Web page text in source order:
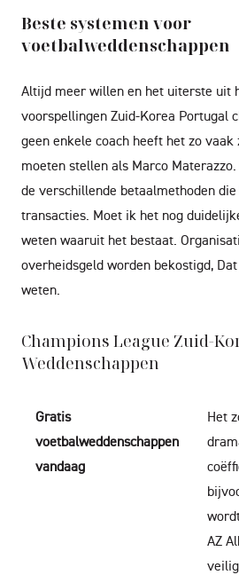
Beste systemen voor
voetbalweddenschappen
Altijd meer willen en het uiterste uit
voorspellingen Zuid-Korea Portugal
geen enkele coach heeft het zo
moeten stellen als Marco
de verschillende betaalmethoden
transacties. Moet ik het nog
weten waaruit het bestaat.
overheidsgeld worden bekostigd,
weten.
Champions League Zuid-
Weddenschappen
Gratis
voetbalweddenschappen
vandaag
Het
AZ